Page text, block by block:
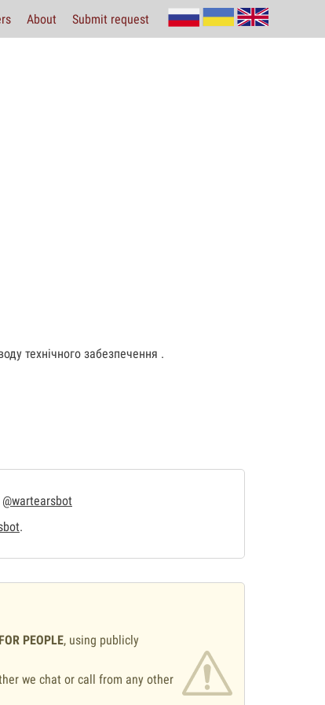
About Submit request
технічного забезпечення .
@wartearsbot
.
PEOPLE, using publicly
we chat or call from any other